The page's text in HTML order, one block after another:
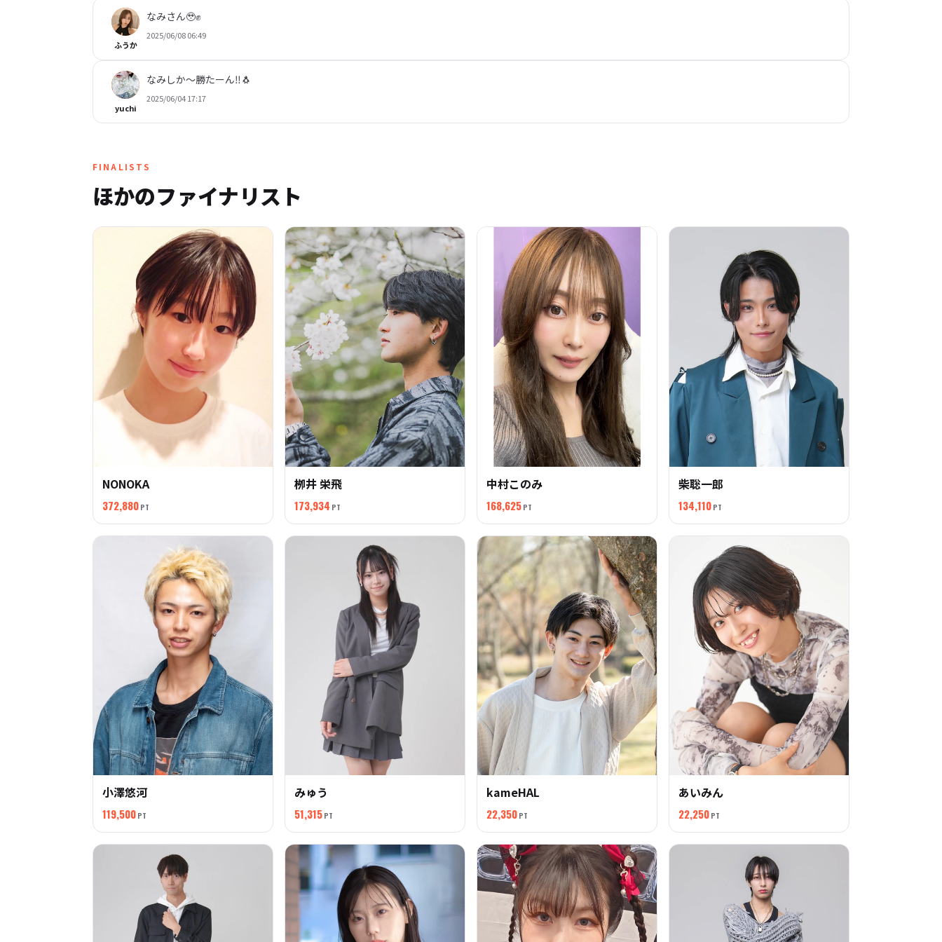
ふうか
なみさん🥹✊
2025/06/08 06:49
yuchi
なみしか〜勝たーん‼️🐧
2025/06/04 17:17
FINALISTS
ほかのファイナリスト
NONOKA
372,880 PT
栁井 栄飛
173,934 PT
中村このみ
168,625 PT
柴聡一郎
134,110 PT
小澤悠河
119,500 PT
みゅう
51,315 PT
kameHAL
22,350 PT
あいみん
22,250 PT